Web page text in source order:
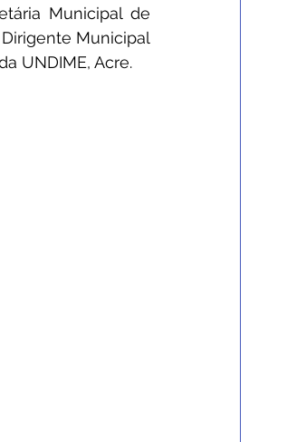
Municipal de
Municipal
UNDIME, Acre.